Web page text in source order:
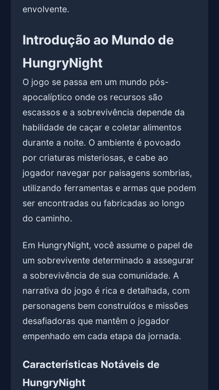
envolvente.
Introdução ao Mundo de
HungryNight
O jogo se passa em um mundo pós-
apocalíptico onde os recursos são
escassos e a sobrevivência depende da
habilidade de caçar e coletar alimentos
durante a noite. O ambiente é povoado
por criaturas misteriosas, e cabe ao
jogador navegar por paisagens sombrias,
utilizando ferramentas e armas que podem
ser encontradas ou fabricadas ao longo
do caminho.
Em HungryNight, você assume o papel de
um sobrevivente determinado a assegurar
a sobrevivência de sua comunidade. A
narrativa do jogo é rica e detalhada, com
personagens bem construídos e missões
desafiadoras que mantêm o jogador
empenhado em cada etapa da jornada.
Características Notáveis de
HungryNight